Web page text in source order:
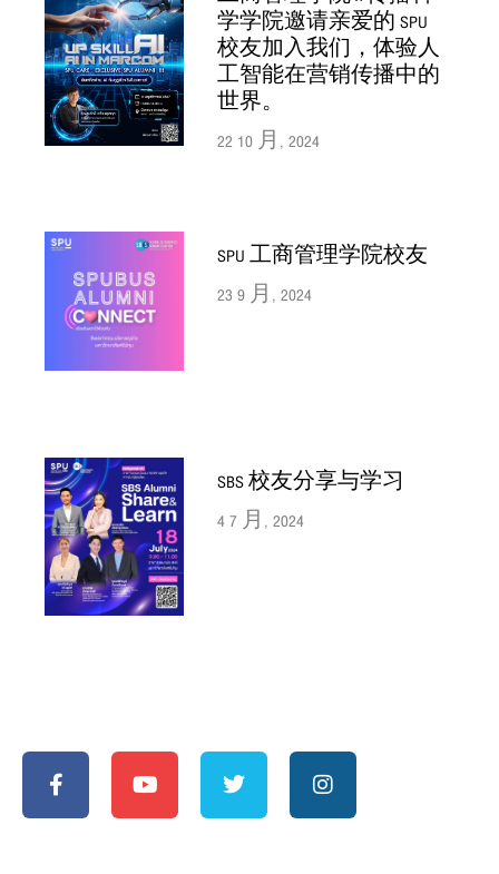
学学院邀请亲爱的 SPU
校友加入我们，体验人
工智能在营销传播中的
世界。
22 10 月, 2024
SPU 工商管理学院校友
23 9 月, 2024
SBS 校友分享与学习
4 7 月, 2024